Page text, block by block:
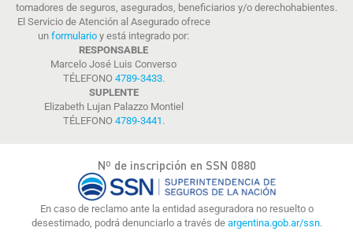
tomadores de seguros, asegurados, beneficiarios y/o derechohabientes.
El Servicio de Atención al Asegurado ofrece
un formulario y está integrado por:
RESPONSABLE
Marcelo José Luis Converso
TÉLEFONO 4789-3433.
SUPLENTE
Elizabeth Lujan Palazzo Montiel
TÉLEFONO 4789-3441 .
Nº de inscripción en SSN 0880
En caso de reclamo ante la entidad aseguradora no resuelto o
desestimado, podrá denunciarlo a través de argentina.gob.ar/ssn.